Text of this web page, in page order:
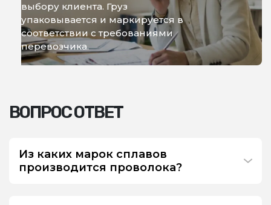
выбору клиента. Груз
упаковывается и маркируется в
соответствии с требованиями
перевозчика.
ВОПРОС ОТВЕТ
Из каких марок сплавов
производится проволока?